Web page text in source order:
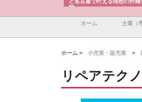
間
ホーム 士業（
ホーム > 小売業・販売業 >
リペアテク